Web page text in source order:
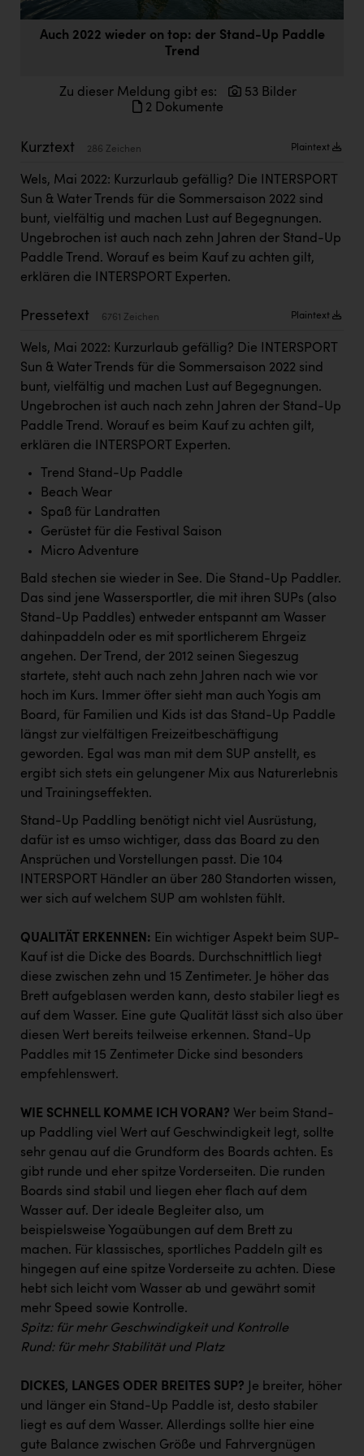
Doppler Gruppe
IFE Austria GmbH
Immotech
INTERSPAR
INTERSPORT Austria
Jesolo
Jane Goodall Institute Austria
Kärcher
Karin Liedl
KIWI Kinderwunsch Institut Dr. Loimer
KLIPP Frisör
Kleider Bauer
Kremsmüller Anlagenbau GmbH
Maximarkt
Oldtimer Raststationen und Motorhotels
Österreichischer Kachelofenverband
Orlen
PEZ
PÜSPÖK
REMAX
RE/MAX Welcome
Resch&Frisch
RUBBLE MASTER
SCRI - Salzburg Cancer Research Institute
SCHMACHTL GmbH
Schwingshandl - automation technology gmbh
Seher + Partner
Smurfit Westrock Nettingsdorf
TGW Logistics
TRAILOMAT & Cycling Austria
VERITAS
Vier Diamanten
Vorlagenportal
Wir besiegen Krebs
Wirtschaftskammer OÖ
ZGONC
Österreichisches Hebammengremium
Auch 2022 wieder on top: der Stand-Up Paddle
Trend
Zu dieser Meldung gibt es:
53 Bilder
2 Dokumente
Kurztext 286 Zeichen Plaintext
Wels, Mai 2022: Kurzurlaub gefällig? Die INTERSPORT
Sun & Water Trends für die Sommersaison 2022 sind
bunt, vielfältig und machen Lust auf Begegnungen.
Ungebrochen ist auch nach zehn Jahren der Stand-Up
Paddle Trend. Worauf es beim Kauf zu achten gilt,
erklären die INTERSPORT Experten.
Pressetext 6761 Zeichen Plaintext
Wels, Mai 2022: Kurzurlaub gefällig? Die INTERSPORT
Sun & Water Trends für die Sommersaison 2022 sind
bunt, vielfältig und machen Lust auf Begegnungen.
Ungebrochen ist auch nach zehn Jahren der Stand-Up
Paddle Trend. Worauf es beim Kauf zu achten gilt,
erklären die INTERSPORT Experten.
Trend Stand-Up Paddle
Beach Wear
Spaß für Landratten
Gerüstet für die Festival Saison
Micro Adventure
Bald stechen sie wieder in See. Die Stand-Up Paddler.
Das sind jene Wassersportler, die mit ihren SUPs (also
Stand-Up Paddles) entweder entspannt am Wasser
dahinpaddeln oder es mit sportlicherem Ehrgeiz
angehen. Der Trend, der 2012 seinen Siegeszug
startete, steht auch nach zehn Jahren nach wie vor
hoch im Kurs. Immer öfter sieht man auch Yogis am
Board, für Familien und Kids ist das Stand-Up Paddle
längst zur vielfältigen Freizeitbeschäftigung
geworden. Egal was man mit dem SUP anstellt, es
ergibt sich stets ein gelungener Mix aus Naturerlebnis
und Trainingseffekten.
Stand-Up Paddling benötigt nicht viel Ausrüstung,
dafür ist es umso wichtiger, dass das Board zu den
Ansprüchen und Vorstellungen passt. Die 104
INTERSPORT Händler an über 280 Standorten wissen,
wer sich auf welchem SUP am wohlsten fühlt.
QUALITÄT ERKENNEN: Ein wichtiger Aspekt beim SUP-
Kauf ist die Dicke des Boards. Durchschnittlich liegt
diese zwischen zehn und 15 Zentimeter. Je höher das
Brett aufgeblasen werden kann, desto stabiler liegt es
auf dem Wasser. Eine gute Qualität lässt sich also über
diesen Wert bereits teilweise erkennen. Stand-Up
Paddles mit 15 Zentimeter Dicke sind besonders
empfehlenswert.
WIE SCHNELL KOMME ICH VORAN? Wer beim Stand-
up Paddling viel Wert auf Geschwindigkeit legt, sollte
sehr genau auf die Grundform des Boards achten. Es
gibt runde und eher spitze Vorderseiten. Die runden
Boards sind stabil und liegen eher flach auf dem
Wasser auf. Der ideale Begleiter also, um
beispielsweise Yogaübungen auf dem Brett zu
machen. Für klassisches, sportliches Paddeln gilt es
hingegen auf eine spitze Vorderseite zu achten. Diese
hebt sich leicht vom Wasser ab und gewährt somit
mehr Speed sowie Kontrolle.
Spitz: für mehr Geschwindigkeit und Kontrolle
Rund: für mehr Stabilität und Platz
DICKES, LANGES ODER BREITES SUP?
Je breiter, höher
und länger ein Stand-Up Paddle ist, desto stabiler
liegt es auf dem Wasser. Allerdings sollte hier eine
gute Balance zwischen Größe und Fahrvergnügen